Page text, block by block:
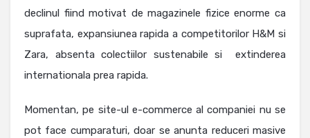
declinul fiind motivat de magazinele fizice enorme ca
suprafata, expansiunea rapida a competitorilor H&M si
Zara, absenta colectiilor sustenabile si extinderea
internationala prea rapida.
Momentan, pe site-ul e-commerce al companiei nu se
pot face cumparaturi, doar se anunta reduceri masive